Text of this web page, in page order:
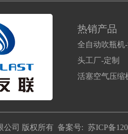
热销产品
全自动吹瓶机
头工厂-定制
活塞空气压缩
公司 版权所有 备案号: 苏ICP备